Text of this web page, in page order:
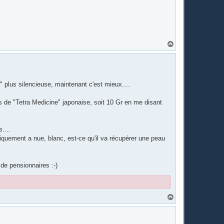
a
silencieuse, maintenant c'est mieux....
"Tetra Medicine" japonaise, soit 10 Gr en me disant
a nue, blanc, est-ce qu'il va récupérer une peau
pensionnaires :-)
a